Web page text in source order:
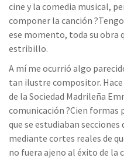
cine y la comedia musical,
componer la canción
ese momento, toda su obra
estribillo.
A mí me ocurrió algo
tan ilustre compositor.
de la Sociedad Madrileña
comunicación ?Cien formas
que se estudiaban
mediante cortes reales de
no fuera ajeno al éxito de la